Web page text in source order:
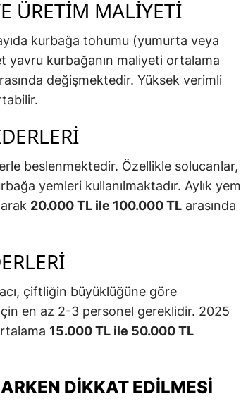
ÜRETIM MALIYETI
kurbağa tohumu (yumurta veya
yavru kurbağanın maliyeti ortalama
değişmektedir. Yüksek verimli
beslenmektedir. Özellikle solucanlar,
yemleri kullanılmaktadır. Aylık yem
20.000 TL ile 100.000 TL arasında
çiftliğin büyüklüğüne göre
en az 2-3 personel gereklidir. 2025
15.000 TL ile 50.000 TL
DIKKAT EDILMESI